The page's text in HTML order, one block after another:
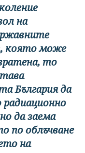
на
която може
то
България да
да заема
по облъчване
на